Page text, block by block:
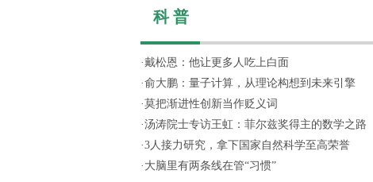
科 普
·戴松恩：他让更多人吃上白面
·俞大鹏：量子计算，从理论构想到未来引擎
·莫把渐进性创新当作贬义词
·汤涛院士专访王虹：菲尔兹奖得主的数学之路
·3人接力研究，拿下国家自然科学至高荣誉
· 大脑里有两条线在管“习惯”